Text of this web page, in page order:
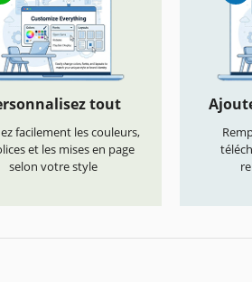
tout
facilement les couleurs,
et les mises en page
selon votre style